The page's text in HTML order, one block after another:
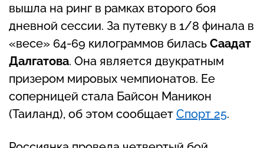
вышла на ринг в рамках второго боя
дневной сессии. За путевку в 1/8 финала в
«весе» 64-69 килограммов билась Саадат
Далгатова. Она является двукратным
призером мировых чемпионатов. Ее
соперницей стала Байсон Маникон
(Таиланд), об этом сообщает Спорт 25.